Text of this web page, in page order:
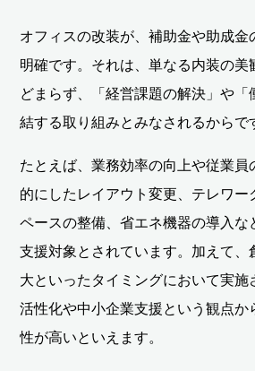
オフィスの改装が、補助金や助成金
明確です。それは、単なる内装の美
どまらず、「経営課題の解決」や「
結する取り組みとみなされるからで
たとえば、業務効率の向上や従業員
的にしたレイアウト変更、テレワー
ペースの整備、省エネ機器の導入な
支援対象とされています。加えて、
大といったタイミングにおいて実施
活性化や中小企業支援という観点か
性が高いといえます。